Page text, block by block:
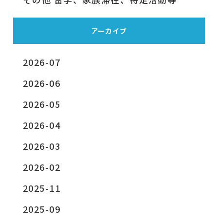
アーカイブ
2026-07
2026-06
2026-05
2026-04
2026-03
2026-02
2025-11
2025-09